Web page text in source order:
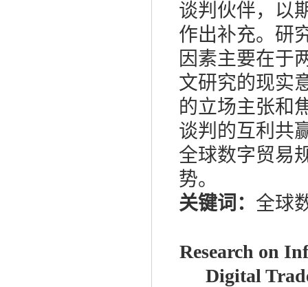
谈判伙伴，以
作出补充。研
因素主要在于
文研究的现实
的立场主张和
谈判的互利共
全球数字贸易
势。
关键词： 全球
Research on
Digital